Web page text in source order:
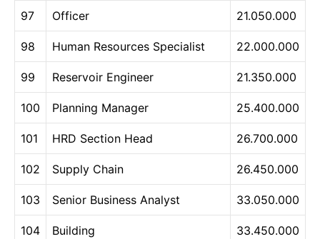
97 Officer 21.050.000
98 Human Resources Specialist 22.000.000
99 Reservoir Engineer 21.350.000
100 Planning Manager 25.400.000
101 HRD Section Head 26.700.000
102 Supply Chain 26.450.000
103 Senior Business Analyst 33.050.000
104 Building 33.450.000